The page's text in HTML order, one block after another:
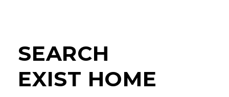
SEARCH
EXIST HOME